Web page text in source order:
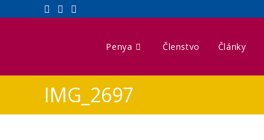
Penya Členstvo Články
IMG_2697